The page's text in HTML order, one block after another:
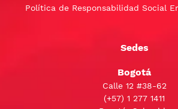
Política de Responsabilidad Social
Sedes
Bogotá
Calle 12 #38-62
(+57) 1 277 1411